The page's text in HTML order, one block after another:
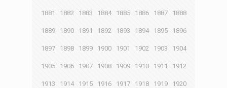
1881 1882 1883 1884 1885 1886 1887 1888
1889 1890 1891 1892 1893 1894 1895 1896
1897 1898 1899 1900 1901 1902 1903 1904
1905 1906 1907 1908 1909 1910 1911 1912
1913 1914 1915 1916 1917 1918 1919 1920